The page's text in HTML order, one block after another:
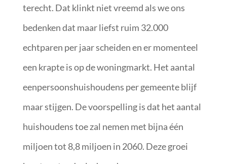
terecht. Dat klinkt niet vreemd als we ons
bedenken dat maar liefst ruim 32.000
echtparen per jaar scheiden en er momenteel
een krapte is op de woningmarkt. Het aantal
eenpersoonshuishoudens per gemeente blijf
maar stijgen. De voorspelling is dat het aantal
huishoudens toe zal nemen met bijna één
miljoen tot 8,8 miljoen in 2060. Deze groei